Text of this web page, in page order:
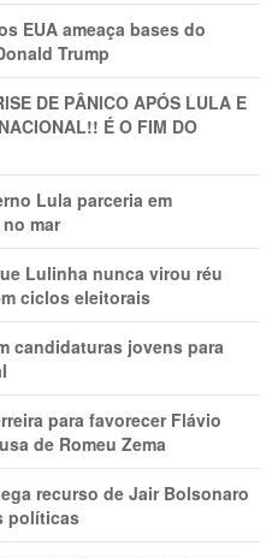
EUA ameaça bases do
Trump
DE PÂNlCO APÓS LULA E
É O FIM DO
Lula parceria em
mar
Lulinha nunca virou réu
ciclos eleitorais
candidaturas jovens para
para favorecer Flávio
de Romeu Zema
recurso de Jair Bolsonaro
políticas